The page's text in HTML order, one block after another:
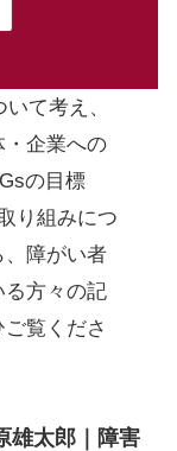
て考え、
・企業への
の目標
り組みにつ
、障がい者
る方々の記
覧くださ
雄太郎｜障害